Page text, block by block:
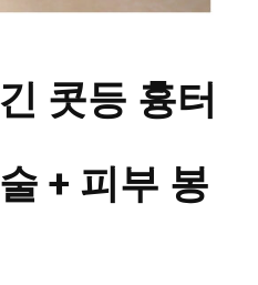
콧등 흉터
+ 피부 봉